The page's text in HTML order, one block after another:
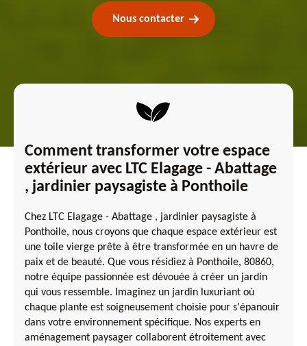
Nous contacter
Comment transformer votre espace
extérieur avec LTC Elagage - Abattage
, jardinier paysagiste à Ponthoile
Chez LTC Elagage - Abattage , jardinier paysagiste à
Ponthoile, nous croyons que chaque espace extérieur est
une toile vierge prête à être transformée en un havre de
paix et de beauté. Que vous résidiez à Ponthoile, 80860,
notre équipe passionnée est dévouée à créer un jardin
qui vous ressemble. Imaginez un jardin luxuriant où
chaque plante est soigneusement choisie pour s'épanouir
dans votre environnement spécifique. Nos experts en
aménagement paysager collaborent étroitement avec